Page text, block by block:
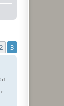
2 3